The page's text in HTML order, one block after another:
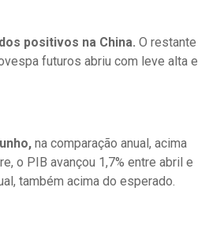
positivos na China. O restante
futuros abriu com leve alta e
na comparação anual, acima
o PIB avançou 1,7% entre abril e
também acima do esperado.